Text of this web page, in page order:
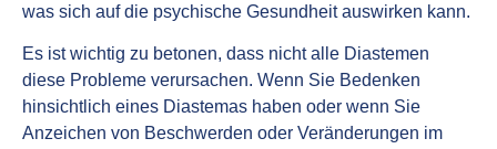
was sich auf die psychische Gesundheit auswirken kann.
Es ist wichtig zu betonen, dass nicht alle Diastemen
diese Probleme verursachen. Wenn Sie Bedenken
hinsichtlich eines Diastemas haben oder wenn Sie
Anzeichen von Beschwerden oder Veränderungen im